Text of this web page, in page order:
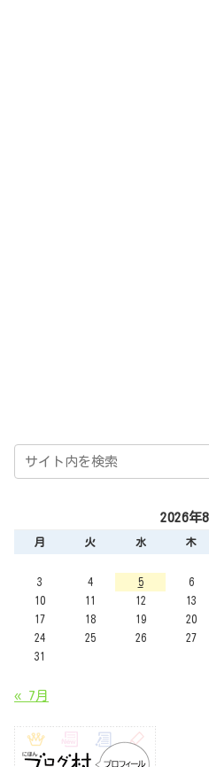
2026年8
月 火 水 木
3
4 5 6
10
11 12 13
17
18 19 20
24
25 26 27
31
« 7月